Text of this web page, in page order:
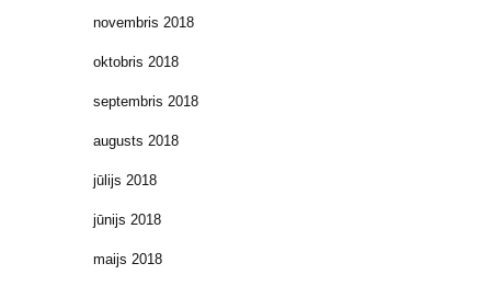
novembris 2018
oktobris 2018
septembris 2018
augusts 2018
jūlijs 2018
jūnijs 2018
maijs 2018